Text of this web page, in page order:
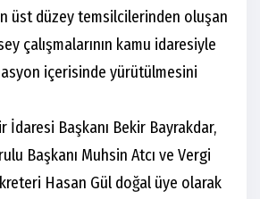
üst düzey temsilcilerinden oluşan
çalışmalarının kamu idaresiyle
içerisinde yürütülmesini
İdaresi Başkanı Bekir Bayrakdar,
Başkanı Muhsin Atcı ve Vergi
Hasan Gül doğal üye olarak